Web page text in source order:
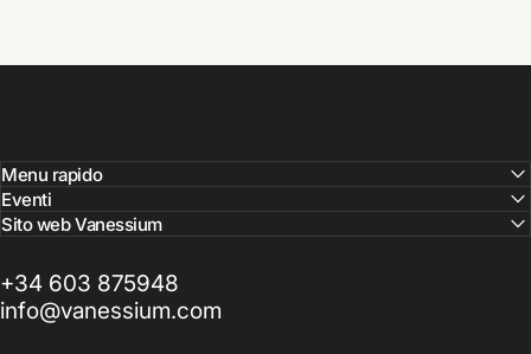
Menu rapido
Eventi
Sito web Vanessium
+34 603 875948
info@vanessium.com